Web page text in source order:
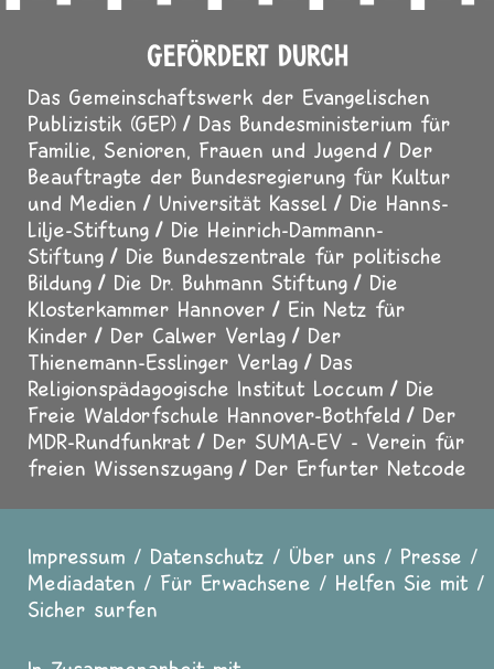
GEFÖRDERT DURCH
Das Gemeinschaftswerk der Evangelischen
Publizistik (GEP)
Das Bundesministerium für
Familie, Senioren, Frauen und Jugend
Der
Beauftragte der Bundesregierung für Kultur
und Medien
Universität Kassel
Die Hanns-
Lilje-Stiftung
Die Heinrich-Dammann-
Stiftung
Die Bundeszentrale für politische
Bildung
Die Dr. Buhmann Stiftung
Die
Klosterkammer Hannover
Ein Netz für
Kinder
Der Calwer Verlag
Der
Thienemann-Esslinger Verlag
Das
Religionspädagogische Institut Loccum
Die
Freie Waldorfschule Hannover-Bothfeld
Der
MDR-Rundfunkrat
Der SUMA-EV - Verein für
freien Wissenszugang
Der Erfurter Netcode
Fußzeile
Impressum Datenschutz Über uns
Presse
Mediadaten
Für Erwachsene
Helfen Sie mit
Sicher surfen